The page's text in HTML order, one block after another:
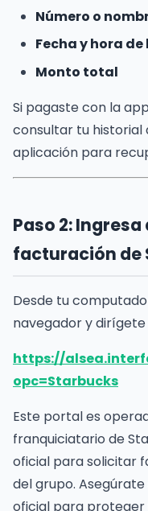
Número o
Fecha y hora
Monto total
Si pagaste con la
consultar tu historial
aplicación para
Paso 2:
facturación de
Desde tu
navegador y dirígete
https://
opc=Starbucks
Este portal es
franquiciatario de
oficial para solicitar
del grupo.
oficial para proteger